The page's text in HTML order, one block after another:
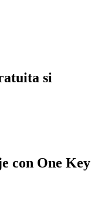
si
con One Key